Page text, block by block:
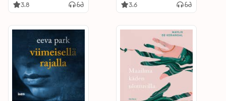
3.8 3.6